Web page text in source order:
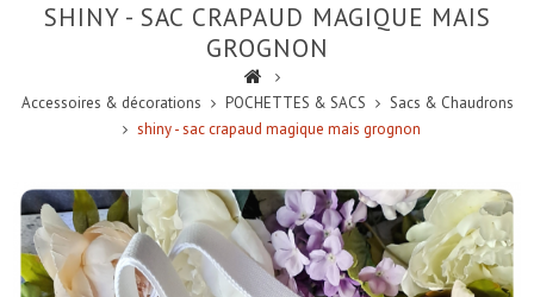
SHINY - SAC CRAPAUD MAGIQUE MAIS
GROGNON
Accessoires & décorations POCHETTES & SACS
Sacs & Chaudrons
shiny - sac crapaud magique mais grognon